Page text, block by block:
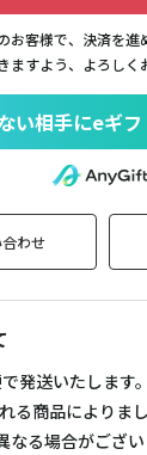
お客様で、決済を進
すよう、よろしく
い相手にeギフ
わせ
発送いたします。
る商品によりま
なる場合がござ